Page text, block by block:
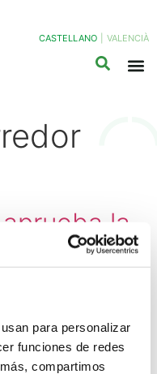
para personalizar
funciones de redes
compartimos
CASTELLANO VALENCIÀ
la
de la
el
Pilar con
verde